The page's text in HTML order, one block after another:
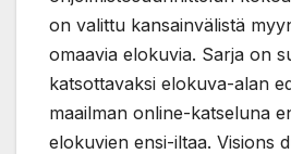
on valittu kansainvälistä
omaavia elokuvia. Sarja on
katsottavaksi elokuva-alan
maailman online-katseluna
elokuvien ensi-iltaa. Visions